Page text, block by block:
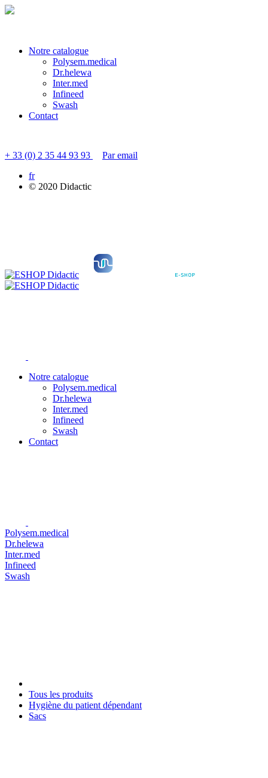
Notre catalogue
Polysem.medical
Dr.helewa
Inter.med
Infineed
Swash
Contact
+ 33 (0) 2 35 44 93 93
Par email
fr
© 2020 Didactic
Notre catalogue
Polysem.medical
Dr.helewa
Inter.med
Infineed
Swash
Contact
Polysem.medical
Dr.helewa
Inter.med
Infineed
Swash
Tous les produits
Hygiène du patient dépendant
Sacs